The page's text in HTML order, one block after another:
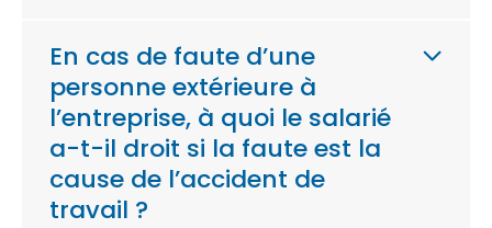
En cas de faute d’une
personne extérieure à
l’entreprise, à quoi le salarié
a-t-il droit si la faute est la
cause de l’accident de
travail ?